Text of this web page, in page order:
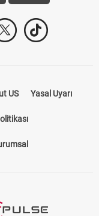
US Yasal Uyarı